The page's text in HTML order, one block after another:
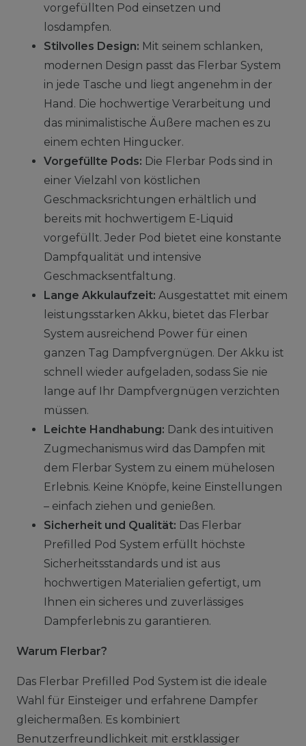
vorgefüllten Pod einsetzen und
losdampfen.
Stilvolles Design: Mit seinem schlanken,
modernen Design passt das Flerbar System
in jede Tasche und liegt angenehm in der
Hand. Die hochwertige Verarbeitung und
das minimalistische Äußere machen es zu
einem echten Hingucker.
Vorgefüllte Pods: Die Flerbar Pods sind in
einer Vielzahl von köstlichen
Geschmacksrichtungen erhältlich und
bereits mit hochwertigem E-Liquid
vorgefüllt. Jeder Pod bietet eine konstante
Dampfqualität und intensive
Geschmacksentfaltung.
Lange Akkulaufzeit: Ausgestattet mit einem
leistungsstarken Akku, bietet das Flerbar
System ausreichend Power für einen
ganzen Tag Dampfvergnügen. Der Akku ist
schnell wieder aufgeladen, sodass Sie nie
lange auf Ihr Dampfvergnügen verzichten
müssen.
Leichte Handhabung: Dank des intuitiven
Zugmechanismus wird das Dampfen mit
dem Flerbar System zu einem mühelosen
Erlebnis. Keine Knöpfe, keine Einstellungen
– einfach ziehen und genießen.
Sicherheit und Qualität: Das Flerbar
Prefilled Pod System erfüllt höchste
Sicherheitsstandards und ist aus
hochwertigen Materialien gefertigt, um
Ihnen ein sicheres und zuverlässiges
Dampferlebnis zu garantieren.
Warum Flerbar?
Das Flerbar Prefilled Pod System ist die ideale
Wahl für Einsteiger und erfahrene Dampfer
gleichermaßen. Es kombiniert
Benutzerfreundlichkeit mit erstklassiger